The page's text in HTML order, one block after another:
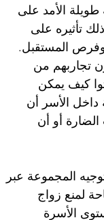
طويلة الأمد على
تأثيره على
وفرص المستقبل.
تجاربهم من
كيف يمكن
داخل الأسر أن
أو أن
المجموعة عبر
لمنع زواج
الأسرة